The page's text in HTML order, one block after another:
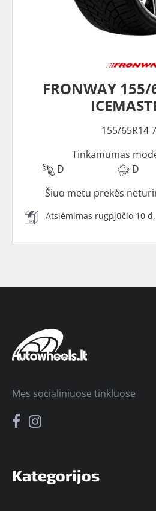
FRONWAY 155/
155/65R14
Tinkamumas
D
D
Šiuo metu prekės
Atsiėmimas rugpjūčio 10 d.
Kategorijos
Mes socialiniuose tinkluose